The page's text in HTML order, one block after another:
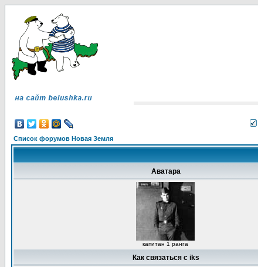
Список форумов Новая Земля
Аватара
капитан 1 ранга
Как связаться с iks